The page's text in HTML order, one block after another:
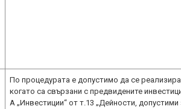
По процедурата е допустимо да се
когато са свързани с предвидените
А „Инвестиции“ от т.13 „Дейности,